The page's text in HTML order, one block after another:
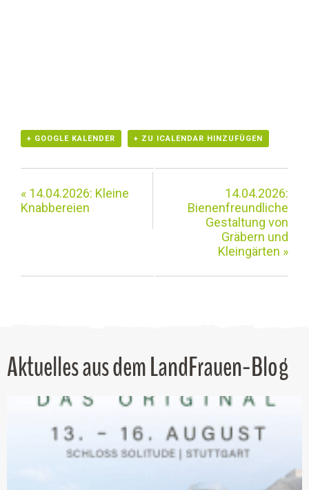
+ GOOGLE KALENDER + ZU ICALENDAR HINZUFÜGEN
« 14.04.2026: Kleine
Knabbereien
14.04.2026:
Bienenfreundliche
Gestaltung von
Gräbern und
Kleingärten »
Aktuelles aus dem LandFrauen-Blog